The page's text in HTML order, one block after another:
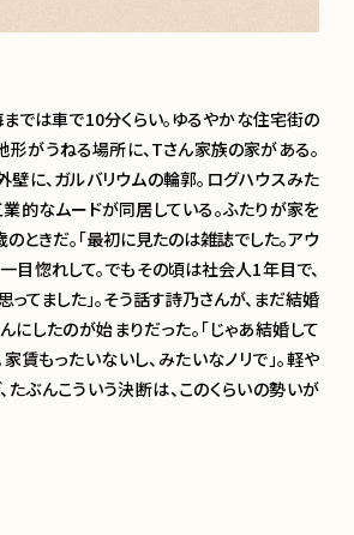
では車で10分くらい。ゆるやかな住宅街の
形がうねる場所に、Tさん家族の家がある。
に、ガルバリウムの輪郭。ログハウスみた
業的なムードが同居している。ふたりが家を
ときだ。「最初に見たのは雑誌でした。アウ
目惚れして。でもその頃は社会人1年目で、
てました」。そう話す詩乃さんが、まだ結婚
にしたのが始まりだった。「じゃあ結婚して
家賃もったいないし、みたいなノリで」。軽や
ぶんこういう決断は、このくらいの勢いが